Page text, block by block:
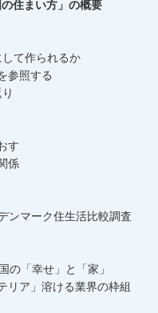
住まい方」の概要
て作られるか
参照する
す
係
ンマーク住生活比較調査
「幸せ」と「家」
ア」溶ける業界の枠組